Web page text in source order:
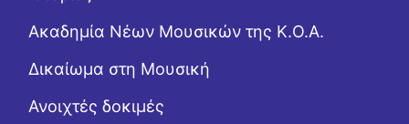
Ακαδημία Νέων Μουσικών της Κ.Ο.Α.
Δικαίωμα στη Μουσική
Ανοιχτές δοκιμές